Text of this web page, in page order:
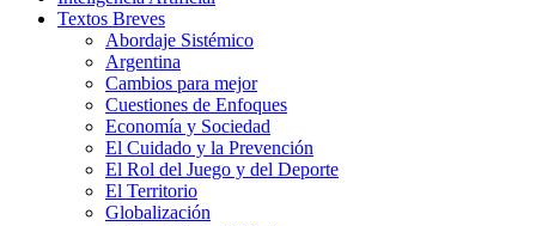
Textos Breves
Abordaje Sistémico
Argentina
Cambios para mejor
Cuestiones de Enfoques
Economía y Sociedad
El Cuidado y la Prevención
El Rol del Juego y del Deporte
El Territorio
Globalización